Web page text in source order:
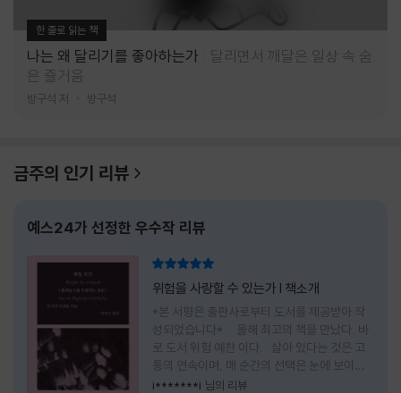
한 줄로 읽는 책
나는 왜 달리기를 좋아하는가
달리면서 깨달은 일상 속 숨
은 즐거움
방구석 저 방구석
금주의 인기 리뷰
예스24가 선정한 우수작 리뷰
위험을 사랑할 수 있는가 l 책소개
*본 서평은 출판사로부터 도서를 제공받아 작
성되었습니다* 올해 최고의 책을 만났다. 바
로 도서 위험 예찬 이다. 살아 있다는 것은 고
통의 연속이며, 매 순간의 선택은 눈에 보이지
않는 위험을 감수해야 한다는 것을 의미한다.
i*******i 님의 리뷰